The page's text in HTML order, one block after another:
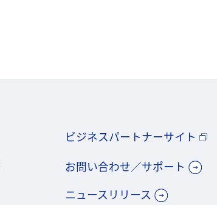
ビジネスパートナーサイト
お問い合わせ／サポート
ニュースリリース